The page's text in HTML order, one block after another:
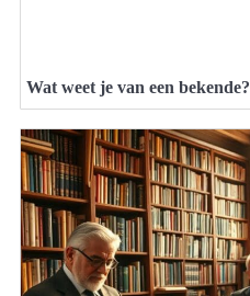
Wat weet je van een bekende?